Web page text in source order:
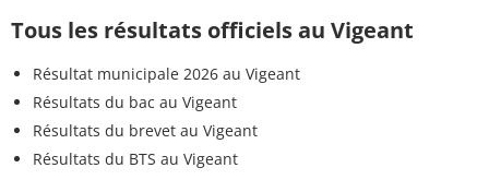
Tous les résultats officiels au Vigeant
Résultat municipale 2026 au Vigeant
Résultats du bac au Vigeant
Résultats du brevet au Vigeant
Résultats du BTS au Vigeant